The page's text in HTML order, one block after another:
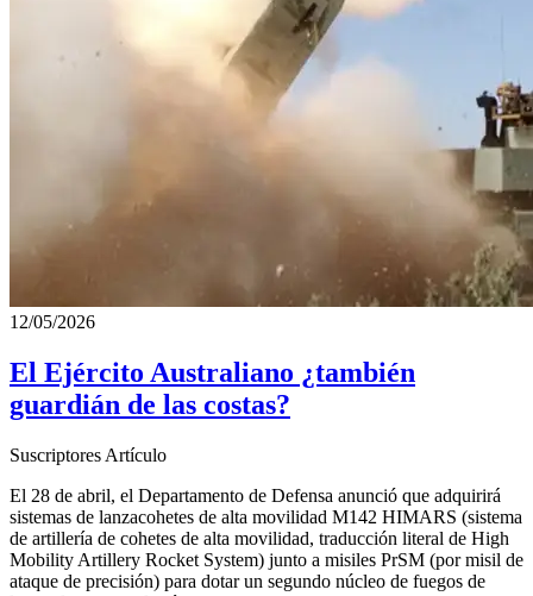
12/05/2026
El Ejército Australiano ¿también
guardián de las costas?
Suscriptores Artículo
El 28 de abril, el Departamento de Defensa anunció que adquirirá
sistemas de lanzacohetes de alta movilidad M142 HIMARS (sistema
de artillería de cohetes de alta movilidad, traducción literal de High
Mobility Artillery Rocket System) junto a misiles PrSM (por misil de
ataque de precisión) para dotar un segundo núcleo de fuegos de